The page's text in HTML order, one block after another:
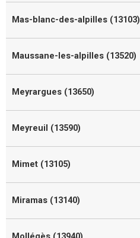
Mas-blanc-des-alpilles (13103)
Maussane-les-alpilles (13520)
Meyrargues (13650)
Meyreuil (13590)
Mimet (13105)
Miramas (13140)